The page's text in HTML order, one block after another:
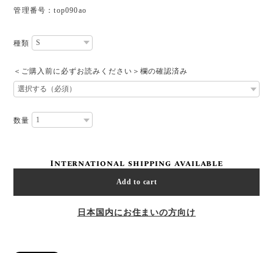
管理番号：top090ao
種類
＜ご購入前に必ずお読みください＞欄の確認済み
数量
International shipping available
Add to cart
日本国内にお住まいの方向け